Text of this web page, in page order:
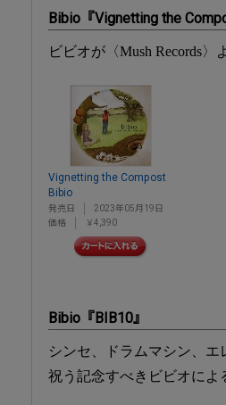
Bibio『Vignetting the
ビビオが〈Mush Records
Vignetting the Compost
Bibio
発売日
2023年05月19日
価格
￥4,390
Bibio『BIB10』
シンセ、ドラムマシン、
祝う記念すべきビビオによ